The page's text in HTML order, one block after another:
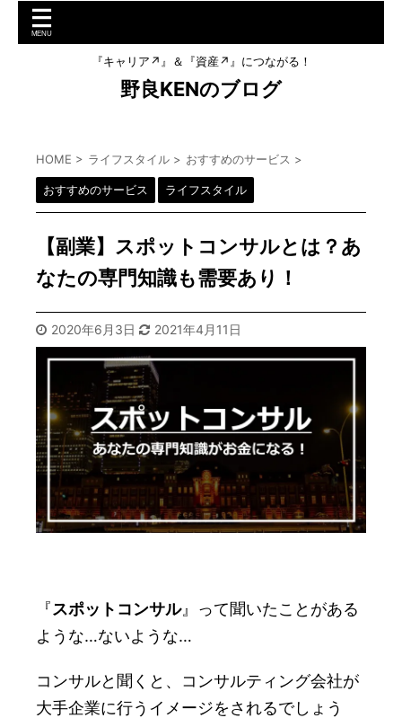
『キャリア↗︎』＆『資産↗︎』につながる！
野良KENのブログ
HOME > ライフスタイル > おすすめのサービス >
おすすめのサービス ライフスタイル
【副業】スポットコンサルとは？あ
なたの専門知識も需要あり！
2020年6月3日 2021年4月11日
『スポットコンサル』って聞いたことがある
ような…ないような…
コンサルと聞くと、コンサルティング会社が
大手企業に行うイメージをされるでしょう